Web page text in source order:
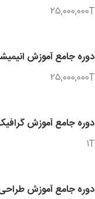
25,000,000T
دوره جامع آموزش
25,000,000T
دوره جامع آموزش
1T
دوره جامع آموزش طراحی